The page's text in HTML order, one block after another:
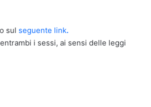
sul seguente link.
i sessi, ai sensi delle leggi